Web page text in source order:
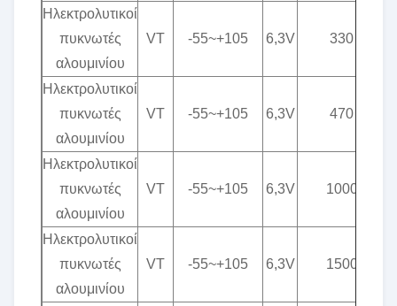
Ηλεκτρολυτικοί
πυκνωτές
αλουμινίου
VT -55~+105 6,3V 330
Ηλεκτρολυτικοί
πυκνωτές
αλουμινίου
VT -55~+105 6,3V 470
Ηλεκτρολυτικοί
πυκνωτές
αλουμινίου
VT -55~+105 6,3V 1000
Ηλεκτρολυτικοί
πυκνωτές
αλουμινίου
VT -55~+105 6,3V 1500